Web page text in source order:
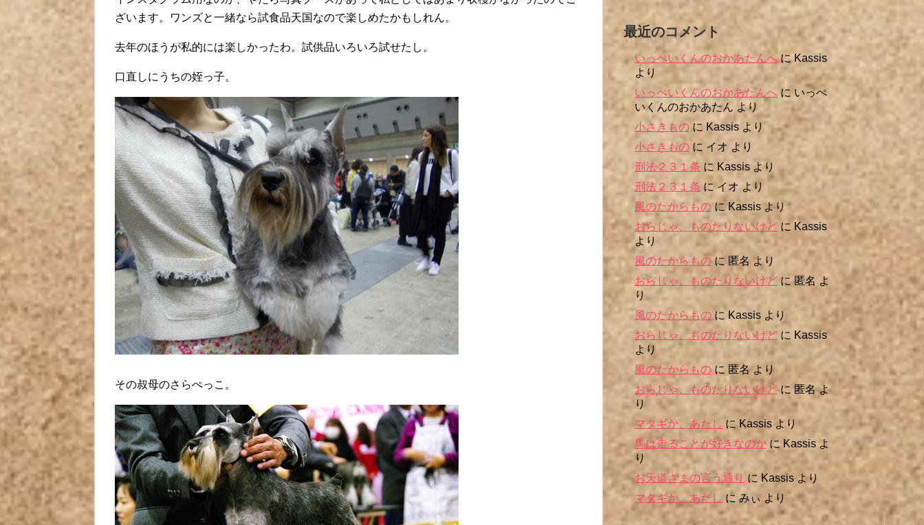
ざいます。ワンズと一緒なら試食品天国なので楽しめたかもしれん。
去年のほうが私的には楽しかったわ。試供品いろいろ試せたし。
口直しにうちの姪っ子。
その叔母のさらぺっこ。
最近のコメント
いっぺいくんのおかあたんへに Kassis
より
いっぺいくんのおかあたんへ に いっぺ
いくんのおかあたん より
小さきもの に Kassis より
小さきもの に イオ より
刑法２３１条 に Kassis より
刑法２３１条 にイオ より
風のたからもの に Kassis より
おらじゃ、ものたりないけど に Kassis
より
風のたからもの に 匿名 より
おらじゃ、ものたりないけど に匿名 よ
り
風のたからもの に Kassis より
おらじゃ、ものたりないけど に Kassis
より
風のたからものに 匿名より
おらじゃ、ものたりないけど に匿名よ
り
マタギか、あたし に Kassis より
馬は走ることが好きなのか に Kassis よ
り
お天道さまの言う通り に Kassis より
マタギか、あたし に みぃ より